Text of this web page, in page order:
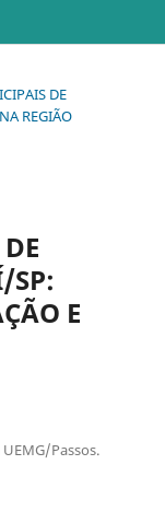
DE
REGIÃO
SP:
E
Passos.